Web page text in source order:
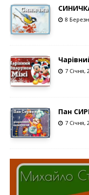
8
7 Січня,
Пан
7 Січня,